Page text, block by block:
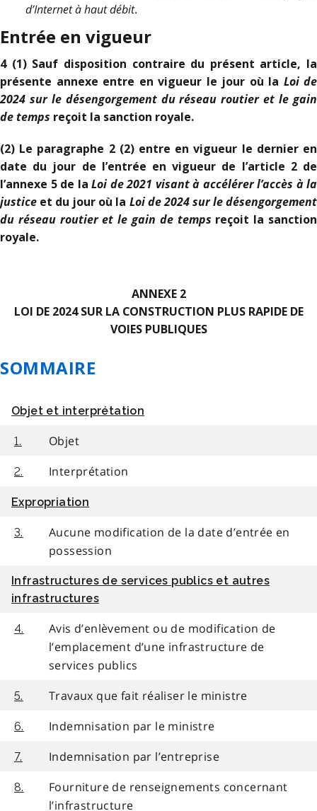
d’Internet à haut débit.
Entrée en vigueur
4 (1) Sauf disposition contraire du présent article, la
présente annexe entre en vigueur le jour où la Loi de
2024 sur le désengorgement du réseau routier et le gain
de temps reçoit la sanction royale.
(2) Le paragraphe 2 (2) entre en vigueur le dernier en
date du jour de l’entrée en vigueur de l’article 2 de
l’annexe 5 de la Loi de 2021 visant à accélérer l’accès à la
justice et du jour où la Loi de 2024 sur le désengorgement
du réseau routier et le gain de temps reçoit la sanction
royale.
ANNEXE 2
LOI DE 2024 SUR LA CONSTRUCTION PLUS RAPIDE DE
VOIES PUBLIQUES
SOMMAIRE
Objet et interprétation
1. Objet
2. Interprétation
Expropriation
3.
Aucune modification de la date d’entrée en
possession
Infrastructures de services publics et autres
infrastructures
4.
Avis d’enlèvement ou de modification de
l’emplacement d’une infrastructure de
services publics
5. Travaux que fait réaliser le ministre
6. Indemnisation par le ministre
7. Indemnisation par l’entreprise
8.
Fourniture de renseignements concernant
l’infrastructure